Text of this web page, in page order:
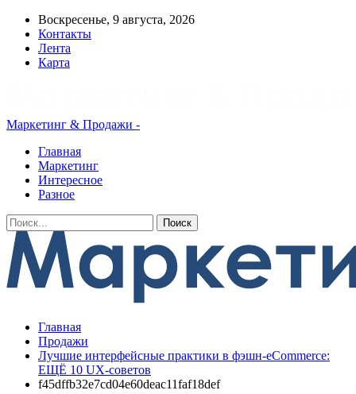
Воскресенье, 9 августа, 2026
Контакты
Лента
Карта
Маркетинг & Продажи -
Главная
Маркетинг
Интересное
Разное
Главная
Продажи
Лучшие интерфейсные практики в фэшн-eCommerce:
ЕЩЁ 10 UX-советов
f45dffb32e7cd04e60deac11faf18def